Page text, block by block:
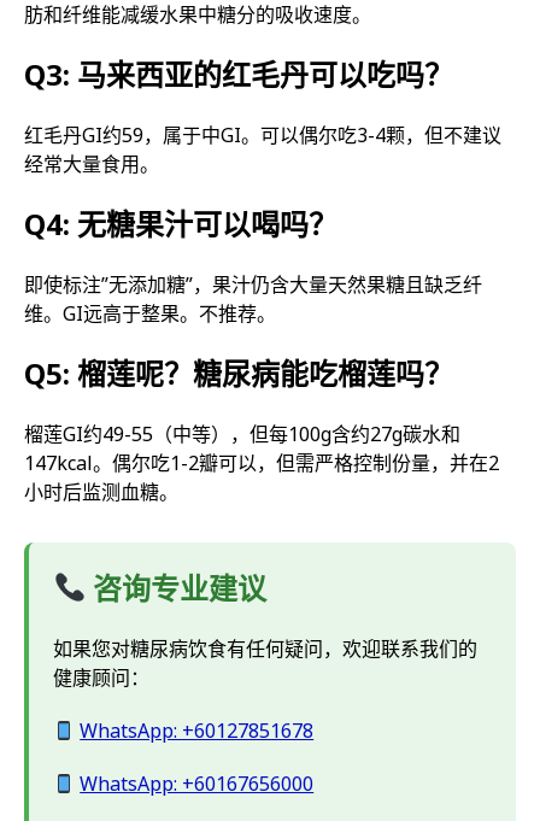
肪和纤维能减缓水果中糖分的吸收速度。
Q3: 马来西亚的红毛丹可以吃吗？
红毛丹GI约59，属于中GI。可以偶尔吃3-4颗，但不建议
经常大量食用。
Q4: 无糖果汁可以喝吗？
即使标注”无添加糖”，果汁仍含大量天然果糖且缺乏纤
维。GI远高于整果。不推荐。
Q5: 榴莲呢？糖尿病能吃榴莲吗？
榴莲GI约49-55（中等），但每100g含约27g碳水和
147kcal。偶尔吃1-2瓣可以，但需严格控制份量，并在2
小时后监测血糖。
咨询专业建议
如果您对糖尿病饮食有任何疑问，欢迎联系我们的
健康顾问：
WhatsApp: +60127851678
WhatsApp: +60167656000